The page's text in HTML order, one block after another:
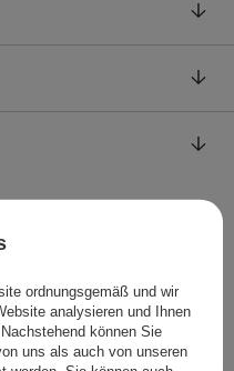
ordnungsgemäß und wir
analysieren und Ihnen
können Sie
uns als auch von unseren